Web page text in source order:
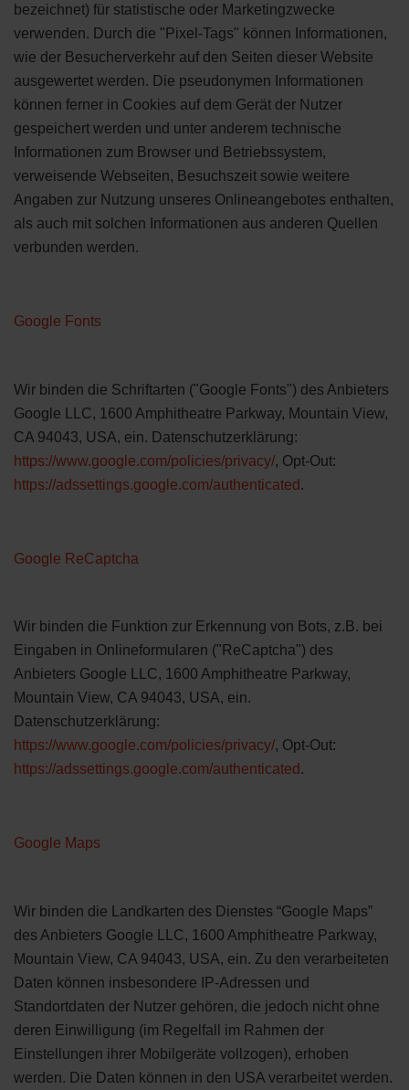
bezeichnet) für statistische oder Marketingzwecke
verwenden. Durch die "Pixel-Tags" können Informationen,
wie der Besucherverkehr auf den Seiten dieser Website
ausgewertet werden. Die pseudonymen Informationen
können ferner in Cookies auf dem Gerät der Nutzer
gespeichert werden und unter anderem technische
Informationen zum Browser und Betriebssystem,
verweisende Webseiten, Besuchszeit sowie weitere
Angaben zur Nutzung unseres Onlineangebotes enthalten,
als auch mit solchen Informationen aus anderen Quellen
verbunden werden.
Google Fonts
Wir binden die Schriftarten ("Google Fonts") des Anbieters
Google LLC, 1600 Amphitheatre Parkway, Mountain View,
CA 94043, USA, ein. Datenschutzerklärung:
https://www.google.com/policies/privacy/, Opt-Out:
https://adssettings.google.com/authenticated .
Google ReCaptcha
Wir binden die Funktion zur Erkennung von Bots, z.B. bei
Eingaben in Onlineformularen ("ReCaptcha") des
Anbieters Google LLC, 1600 Amphitheatre Parkway,
Mountain View, CA 94043, USA, ein.
Datenschutzerklärung:
https://www.google.com/policies/privacy/, Opt-Out:
https://adssettings.google.com/authenticated .
Google Maps
Wir binden die Landkarten des Dienstes “Google Maps”
des Anbieters Google LLC, 1600 Amphitheatre Parkway,
Mountain View, CA 94043, USA, ein. Zu den verarbeiteten
Daten können insbesondere IP-Adressen und
Standortdaten der Nutzer gehören, die jedoch nicht ohne
deren Einwilligung (im Regelfall im Rahmen der
Einstellungen ihrer Mobilgeräte vollzogen), erhoben
werden. Die Daten können in den USA verarbeitet werden.